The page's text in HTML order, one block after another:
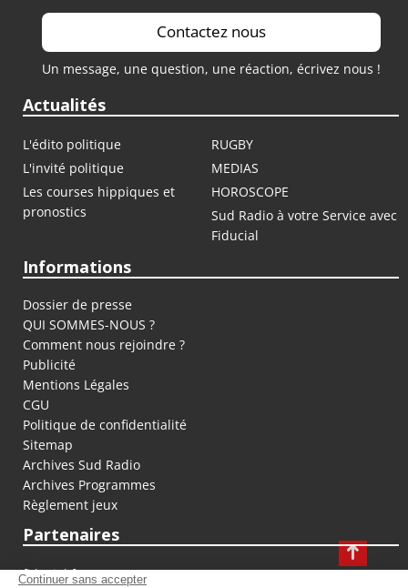
Contactez nous
Un message, une question, une réaction, écrivez nous !
Actualités
L'édito politique
RUGBY
L'invité politique
MEDIAS
Les courses hippiques et
pronostics
HOROSCOPE
Sud Radio à votre Service avec
Fiducial
Informations
Dossier de presse
QUI SOMMES-NOUS ?
Comment nous rejoindre ?
Publicité
Mentions Légales
CGU
Politique de confidentialité
Sitemap
Archives Sud Radio
Archives Programmes
Règlement jeux
Partenaires
fiducial.fr